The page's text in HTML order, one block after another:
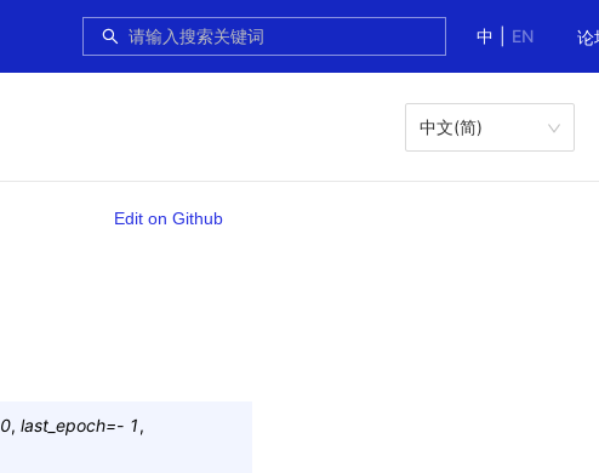
中
EN 论
中文(简)
Edit on Github
0, last_epoch=- 1,